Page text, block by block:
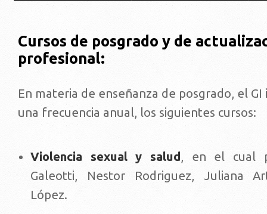
Cursos de posgrado y de
profesional:
En materia de enseñanza de posgrado, el
una frecuencia anual, los siguientes cursos:
Violencia sexual y salud , en el cual
Galeotti, Nestor Rodriguez, Juliana
López.